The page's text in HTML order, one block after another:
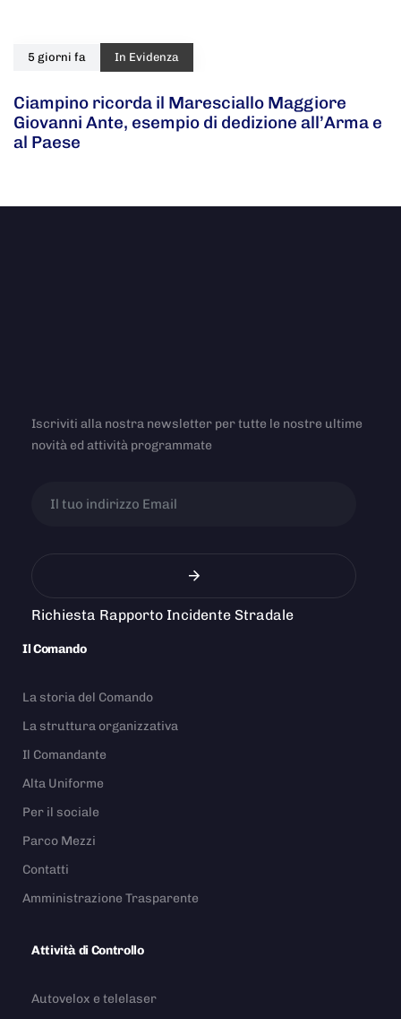
5 giorni fa In Evidenza
Ciampino ricorda il Maresciallo Maggiore
Giovanni Ante, esempio di dedizione all’Arma e
al Paese
Iscriviti alla nostra newsletter per tutte le nostre ultime
novità ed attività programmate
Richiesta Rapporto Incidente Stradale
Il Comando
La storia del Comando
La struttura organizzativa
Il Comandante
Alta Uniforme
Per il sociale
Parco Mezzi
Contatti
Amministrazione Trasparente
Attività di Controllo
Autovelox e telelaser